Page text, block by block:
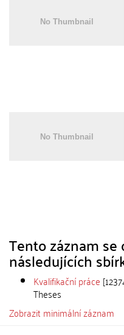
Tento záznam
následujících
Kvalifikační práce
Theses
Zobrazit minimální záznam